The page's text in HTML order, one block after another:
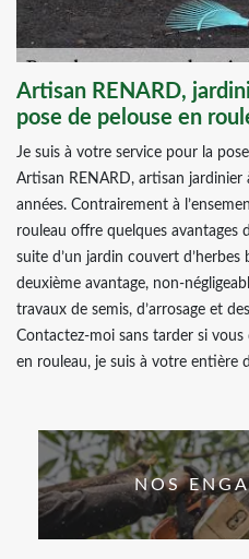
Artisan RENARD,
pose de pelouse en
Je suis à votre service pour la
Artisan RENARD, artisan jardinier
années. Contrairement à
rouleau offre quelques
suite d’un jardin couvert d’herbes
deuxième avantage, non-
travaux de semis, d’arrosage et
Contactez-moi sans tarder si vous
en rouleau, je suis à votre entière
NOS